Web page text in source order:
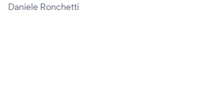
Daniele Ronchetti